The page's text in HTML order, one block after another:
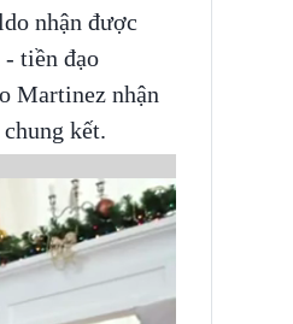
nhận được
tiền đạo
Martinez nhận
kết.